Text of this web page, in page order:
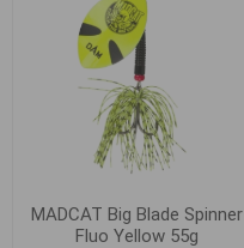
MADCAT Big Blade Spinner
Fluo Yellow 55g